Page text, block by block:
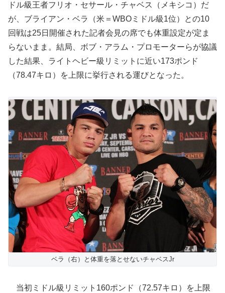
ドル級王者フリオ・セサール・チャベス（メキシコ）だ
が、ブライアン・ベラ（米＝WBOミドル級1位）との10
回戦は25日開催された記者会見の席でも体重設定が定ま
らないまま。結局、ボブ・アラム・プロモーターらが協議
した結果、ライトヘビー級リミットに近い173ポンド
（78.47キロ）を上限に挙行される運びとなった。
ベラ（右）と体重を落とせないチャベスJr
当初ミドル級リミット160ポンド（72.57キロ）を上限